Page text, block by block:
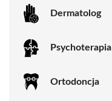
Dermatolog
Psychoterapia
Ortodoncja